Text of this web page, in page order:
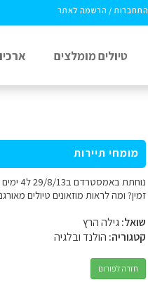
התחברות / הרשמה לאתר
טיולים מומלצים
מומחי תיירות
זמין? ומה לראות מוזאונים טיולים
שואל:גילה הרץ
קטגוריה: הולנד ובלגיה
חזרה לפורום